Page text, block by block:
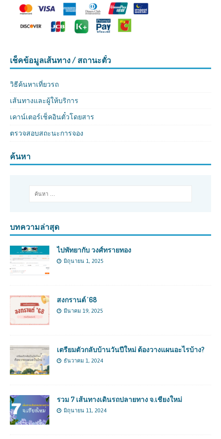
เช็คข้อมูลเส้นทาง / สถานะตั๋ว
วิธีค้นหาเที่ยวรถ
เส้นทางและผู้ให้บริการ
เคาน์เตอร์เช็คอินตั๋วโดยสาร
ตรวจสอบสถะนะการจอง
ค้นหา
บทความล่าสุด
ไปพัทยากับ วงศ์ทรายทอง
มิถุนายน 1, 2025
สงกรานต์ ’68
มีนาคม 19, 2025
เตรียมตัวกลับบ้านวันปีใหม่ ต้องวางแผนอะไรบ้าง?
ธันวาคม 1, 2024
รวม 7 เส้นทางเดินรถปลายทาง จ.เชียงใหม่
มิถุนายน 11, 2024